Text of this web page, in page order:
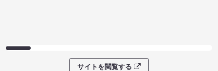
サイトを閲覧する